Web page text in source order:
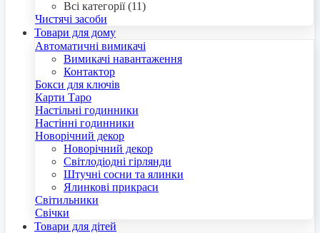
Всі категорії (11)
Чистячі засоби
Товари для дому
Автоматичні вимикачі
Вимикачі навантаження
Контактор
Бокси для ключів
Карти Таро
Настільні годинники
Настінні годинники
Новорічний декор
Новорічний декор
Світлодіодні гірлянди
Штучні сосни та ялинки
Ялинкові прикраси
Світильники
Свічки
Товари для дітей